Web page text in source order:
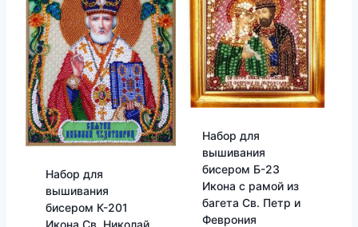
Набор для
вышивания
бисером К-201
Набор для
вышивания
бисером Б-23
Икона с рамой из
багета Св. Петр и
Феврония